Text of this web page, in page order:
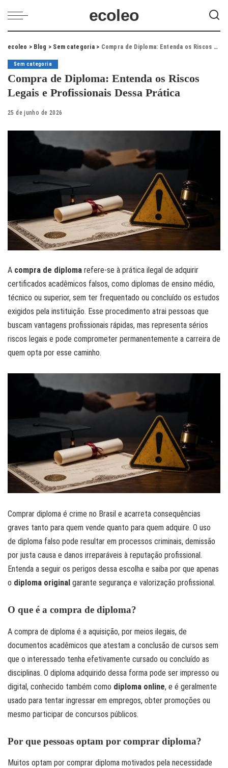
ecoleo
ecoleo > Blog > Sem categoria> Compra de Diploma: Entenda os Riscos Legais e Profissionais Dessa Prática
Sem categoria
Compra de Diploma: Entenda os Riscos
Legais e Profissionais Dessa Prática
25 de junho de 2026
A compra de diploma refere-se à prática ilegal de adquirir
certificados acadêmicos falsos, como diplomas de ensino médio,
técnico ou superior, sem ter frequentado ou concluído os estudos
exigidos pela instituição. Esse procedimento atrai pessoas que
buscam vantagens profissionais rápidas, mas representa sérios
riscos legais e pode comprometer permanentemente a carreira de
quem opta por esse caminho.
Comprar diploma é crime no Brasil e acarreta consequências
graves tanto para quem vende quanto para quem adquire. O uso
de diploma falso pode resultar em processos criminais, demissão
por justa causa e danos irreparáveis à reputação profissional.
Entenda a seguir os perigos dessa escolha e saiba por que apenas
o diploma original garante segurança e valorização profissional.
O que é a compra de diploma?
A compra de diploma é a aquisição, por meios ilegais, de
documentos acadêmicos que atestam a conclusão de cursos sem
que o interessado tenha efetivamente cursado ou concluído as
disciplinas. O diploma adquirido dessa forma pode ser impresso ou
digital, conhecido também como diploma online, e é geralmente
usado para tentar ingressar em empregos, obter promoções ou
mesmo participar de concursos públicos.
Por que pessoas optam por comprar diploma?
Muitos optam por comprar diploma motivados pela necessidade